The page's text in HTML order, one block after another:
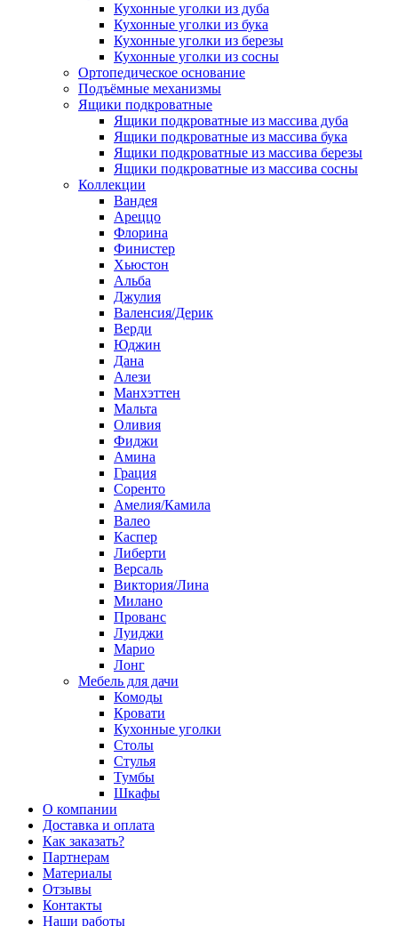
Кухонные уголки из дуба
Кухонные уголки из бука
Кухонные уголки из березы
Кухонные уголки из сосны
Ортопедическое основание
Подъёмные механизмы
Ящики подкроватные
Ящики подкроватные из массива дуба
Ящики подкроватные из массива бука
Ящики подкроватные из массива березы
Ящики подкроватные из массива сосны
Коллекции
Вандея
Ареццо
Флорина
Финистер
Хьюстон
Альба
Джулия
Валенсия/Дерик
Верди
Юджин
Дана
Алези
Манхэттен
Мальта
Оливия
Фиджи
Амина
Грация
Соренто
Амелия/Камила
Валео
Каспер
Либерти
Версаль
Виктория/Лина
Милано
Прованс
Луиджи
Марио
Лонг
Мебель для дачи
Комоды
Кровати
Кухонные уголки
Столы
Стулья
Тумбы
Шкафы
О компании
Доставка и оплата
Как заказать?
Партнерам
Материалы
Отзывы
Контакты
Наши работы